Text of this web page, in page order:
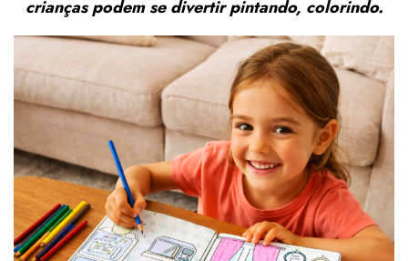
crianças podem se divertir pintando, colorindo.